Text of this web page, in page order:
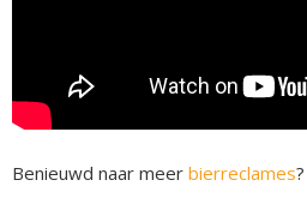
Benieuwd naar meer bierreclames?